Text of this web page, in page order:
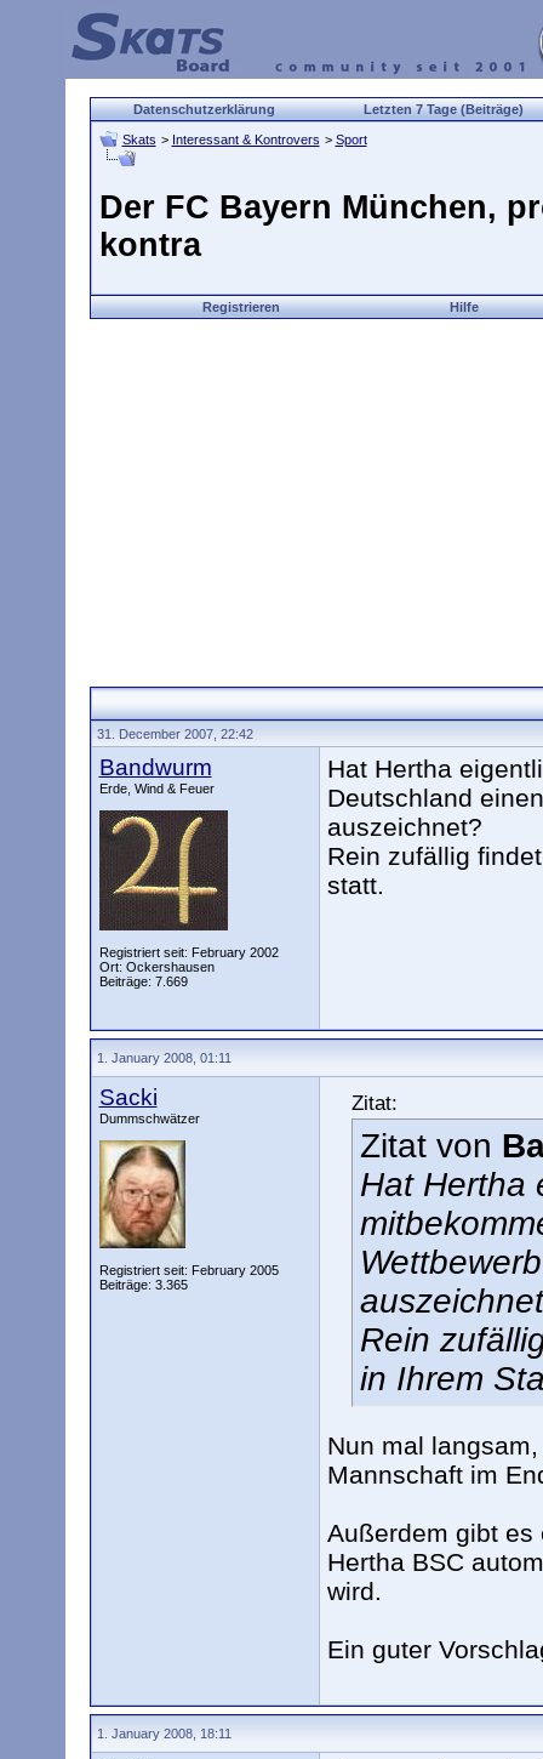
Datenschutzerklärung Letzten 7 Tage (Beiträge)
Skats > Interessant & Kontrovers > Sport
Der FC Bayern München,
kontra
Registrieren Hilfe
31. December 2007, 22:42
Bandwurm
Erde, Wind & Feuer
Registriert seit: February 2002
Ort: Ockershausen
Beiträge: 7.669
Hat Hertha
Deutschland
auszeichnet?
Rein zufällig
statt.
1. January 2008, 01:11
Sacki
Dummschwätzer
Registriert seit: February 2005
Beiträge: 3.365
Zitat:
Zitat von
Hat Hertha
Rein
in Ihrem
Nun mal
Mannschaft im
Außerdem gibt es
Hertha BSC
wird.
Ein guter
1. January 2008, 18:11